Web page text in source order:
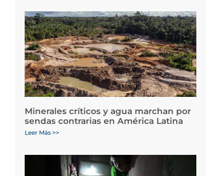
Minerales críticos y agua marchan por
sendas contrarias en América Latina
Leer Más >>